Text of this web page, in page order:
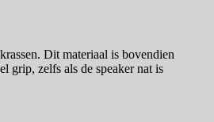
Dit materiaal is bovendien
grip, zelfs als de speaker nat is